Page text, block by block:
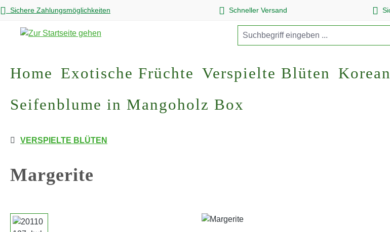
Hauptinhalt springen
Zur Suche springen
Zur Hauptnavigation springen
Sichere Zahlungsmöglichkeiten Schneller Versand
Home Exotische Früchte Verspielte Blüten
Seifenblume in Mangoholz Box
VERSPIELTE BLÜTEN
Margerite
Bildergalerie überspringen